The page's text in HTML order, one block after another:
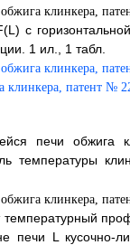
с
1 ил., 1 табл.
печи обжига
температуры
печи L кусочно-